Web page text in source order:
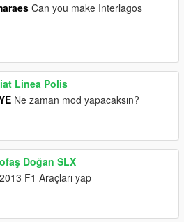
Can you make Interlagos
Linea Polis
Ne zaman mod yapacaksın?
Doğan SLX
2013 F1 Araçları yap